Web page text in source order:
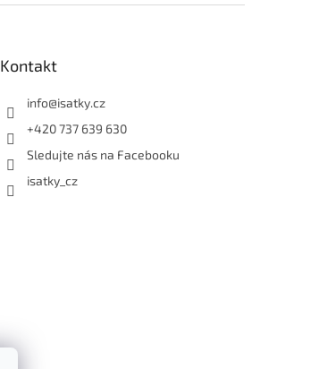
Kontakt
info@isatky.cz
+420 737 639 630
Sledujte nás na Facebooku
isatky_cz